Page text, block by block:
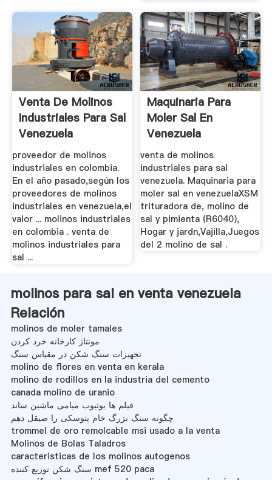
Venta De Molinos
Industriales Para Sal
Venezuela
proveedor de molinos
industriales en colombia.
En el año pasado,según los
proveedores de molinos
industriales en venezuela,el
valor ... molinos industriales
en colombia . venta de
molinos industriales para
sal ...
Maquinaria Para
Moler Sal En
Venezuela
venta de molinos
industriales para sal
venezuela. Maquinaria para
moler sal en venezuelaXSM
trituradora de, molino de
sal y pimienta (R6040),
Hogar y jardn,Vajilla,Juegos
del 2 molino de sal .
molinos para sal en venta venezuela
Relación
molinos de moler tamales
مونتاژ کارخانه خرد کردن
تجهیزات سنگ شکن در مقیاس سنگ
molino de flores en venta en kerala
molino de rodillos en la industria del cemento
canada molino de uranio
فیلم ها یوتیوب میامی ماشین ساند
چگونه سنگ بزرگ خام پتوسکی را صیقل دهم
trommel de oro remolcable msi usado a la venta
Molinos de Bolas Taladros
caracteristicas de los molinos autogenos
سنگ شکن توزیع کننده mef 520 paca